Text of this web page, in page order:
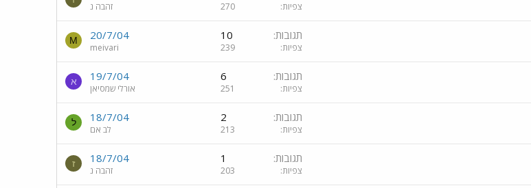
צפיות 270 זהבה נ
תגובות 10
צפיות 239
20/7/04
meivari
M
תגובות 6
צפיות 251
19/7/04
אורלי שמסיאן
א
תגובות 2
צפיות 213
18/7/04
לב אם
ל
תגובות 1
צפיות 203
18/7/04
זהבה נ
ז